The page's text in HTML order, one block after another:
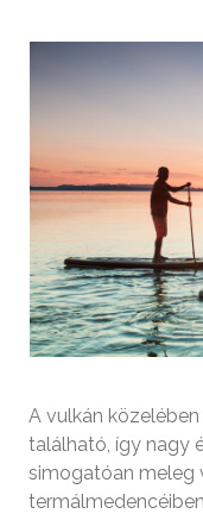
A vulkán
található, így nagy
simogatóan meleg